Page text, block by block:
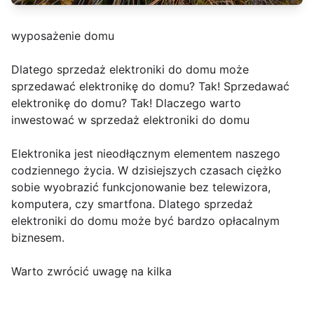
wyposażenie domu
Dlatego sprzedaż elektroniki do domu może
sprzedawać elektronikę do domu? Tak! Sprzedawać
elektronikę do domu? Tak! Dlaczego warto
inwestować w sprzedaż elektroniki do domu
Elektronika jest nieodłącznym elementem naszego
codziennego życia. W dzisiejszych czasach ciężko
sobie wyobrazić funkcjonowanie bez telewizora,
komputera, czy smartfona. Dlatego sprzedaż
elektroniki do domu może być bardzo opłacalnym
biznesem.
Warto zwrócić uwagę na kilka